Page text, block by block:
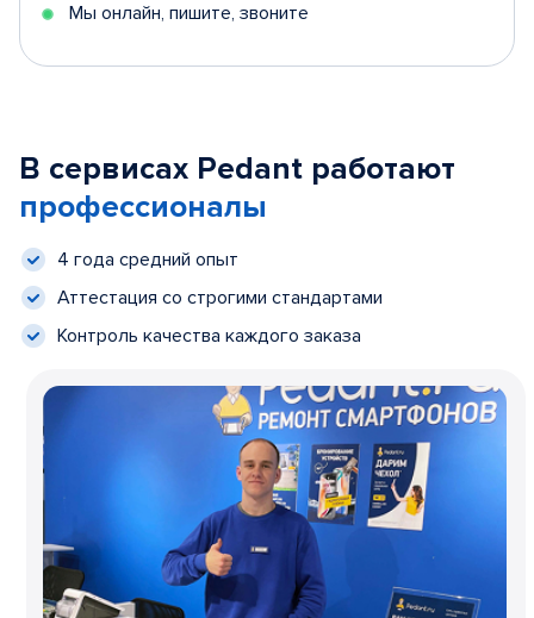
Мы онлайн, пишите, звоните
В сервисах Pedant работают
профессионалы
4 года средний опыт
Аттестация со строгими стандартами
Контроль качества каждого заказа